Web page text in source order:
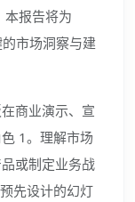
本报告将为
市场洞察与建
商业演示、宣
1。理解市场
或制定业务战
先设计的幻灯